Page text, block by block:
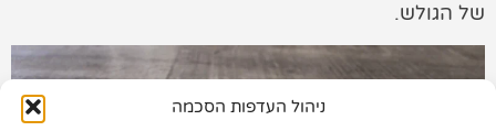
ניהול העדפות הסכמה
צור קשר
של הגולש.